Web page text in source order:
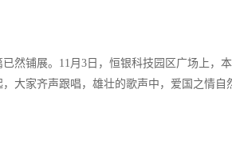
然铺展。11月3日，恒银科技园区广场上，
大家齐声跟唱，雄壮的歌声中，爱国之情自